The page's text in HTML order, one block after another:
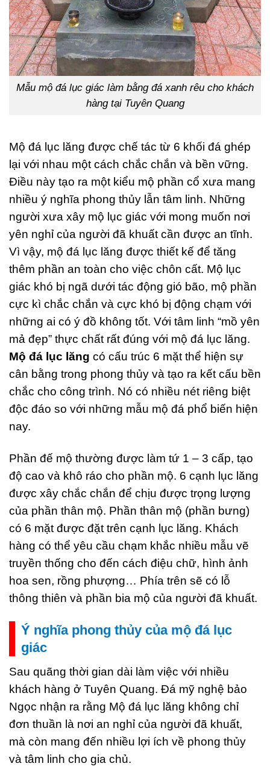
Mẫu mộ đá lục giác làm bằng đá xanh rêu cho khách
hàng tại Tuyên Quang
Mộ đá lục lăng được chế tác từ 6 khối đá ghép
lại với nhau một cách chắc chắn và bền vững.
Điều này tạo ra một kiểu mộ phần cổ xưa mang
nhiều ý nghĩa phong thủy lẫn tâm linh. Những
người xưa xây mộ lục giác với mong muốn nơi
yên nghỉ của người đã khuất cần được an tĩnh.
Vì vậy, mộ đá lục lăng được thiết kế để tăng
thêm phần an toàn cho việc chôn cất. Mộ lục
giác khó bị ngã dưới tác động gió bão, mộ phần
cực kì chắc chắn và cực khó bị động chạm với
những ai có ý đồ không tốt. Với tâm linh “mồ yên
mả đẹp” thực chất rất đúng với mộ đá lục lăng.
Mộ đá lục lăng có cấu trúc 6 mặt thể hiện sự
cân bằng trong phong thủy và tạo ra kết cấu bền
chắc cho công trình. Nó có nhiều nét riêng biệt
độc đáo so với những mẫu mộ đá phổ biến hiện
nay.
Phần đế mộ thường được làm tứ 1 – 3 cấp, tạo
độ cao và khô ráo cho phần mộ. 6 cạnh lục lăng
được xây chắc chắn để chịu được trọng lượng
của phần thân mộ. Phần thân mộ (phần bưng)
có 6 mặt được đặt trên cạnh lục lăng. Khách
hàng có thể yêu cầu chạm khắc nhiều mẫu vẽ
truyền thống cho đến cách điệu chữ, hình ảnh
hoa sen, rồng phượng… Phía trên sẽ có lỗ
thông thiên và phần bia mộ của người đã khuất.
Ý nghĩa phong thủy của mộ đá lục
giác
Sau quãng thời gian dài làm việc với nhiều
khách hàng ở Tuyên Quang. Đá mỹ nghệ bảo
Ngọc nhận ra rằng Mộ đá lục lăng không chỉ
đơn thuần là nơi an nghỉ của người đã khuất,
mà còn mang đến nhiều lợi ích về phong thủy
và tâm linh cho gia chủ.